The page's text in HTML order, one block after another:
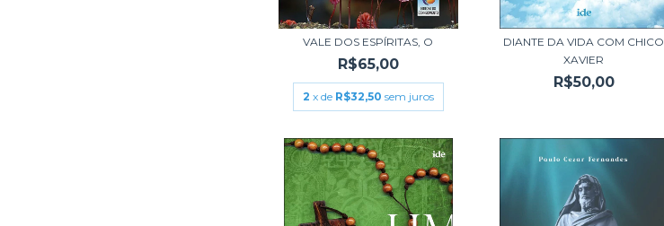
VALE DOS ESPÍRITAS, O
R$65,00
2 x de R$32,50 sem juros
DIANTE DA VIDA COM CHICO
XAVIER
R$50,00